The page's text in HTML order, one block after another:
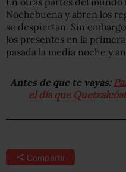
Nochebuena y abren los
se despiertan. Sin
los presentes en la
pasada la media noche y
Antes de que te vayas:
el día que
Compartir